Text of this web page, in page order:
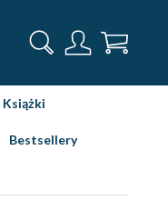
Książki
Bestsellery